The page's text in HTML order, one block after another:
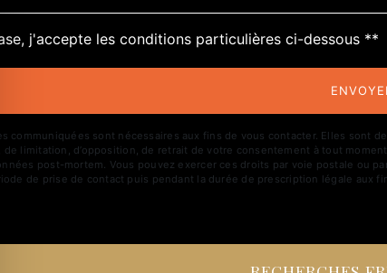
j'accepte les conditions particulières ci-dessous **
communiquées sont nécessaires aux fins de vous contacter. Elles sont
de limitation, d’opposition, de retrait de votre consentement à tout
post-mortem. Vous pouvez exercer ces droits par voie postale
de prise de contact puis pendant la durée de prescription légale aux